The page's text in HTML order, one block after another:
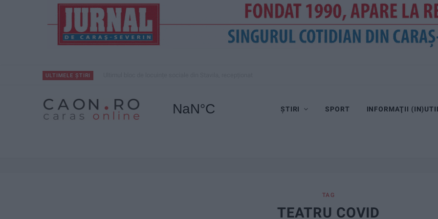
ULTIMELE ȘTIRI
ȘTIRI SPORT INFORMAŢII
TAG
TEATRU COVID